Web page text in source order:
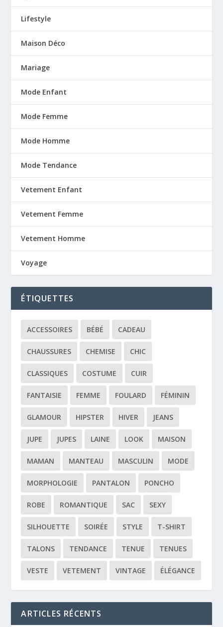
Lifestyle
Maison Déco
Mariage
Mode Enfant
Mode Femme
Mode Homme
Mode Tendance
Vetement Enfant
Vetement Femme
Vetement Homme
Voyage
ÉTIQUETTES
ACCESSOIRES BÉBÉ CADEAU
CHAUSSURES CHEMISE CHIC
CLASSIQUES COSTUME CUIR
FANTAISIE FEMME FOULARD FÉMININ
GLAMOUR HIPSTER HIVER JEANS
JUPE JUPES LAINE LOOK MAISON
MAMAN MANTEAU MASCULIN MODE
MORPHOLOGIE PANTALON PONCHO
ROBE ROMANTIQUE SAC SEXY
SILHOUETTE SOIRÉE STYLE T-SHIRT
TALONS TENDANCE TENUE TENUES
VESTE VETEMENT VINTAGE ÉLÉGANCE
ARTICLES RÉCENTS